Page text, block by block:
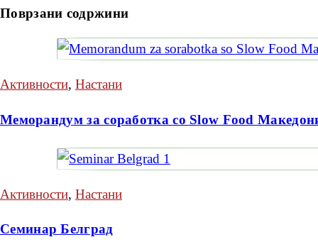
Поврзани содржини
Активности, Настани
Меморандум за соработка со Slow Food
Активности, Настани
Семинар Белград